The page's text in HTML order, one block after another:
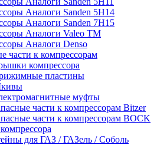
Аналоги Sanden 5H14
Аналоги Sanden 7H15
Аналоги Valeo ТМ
Аналоги Denso
части к компрессорам
компрессора
пластины
муфты
части к компрессорам Bitzer
части к компрессорам BOCK
для ГАЗ / ГАЗель / Соболь